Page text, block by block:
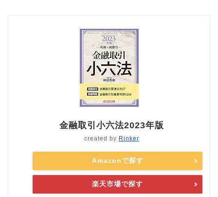
金融取引小六法2023年版
created by Rinker
Amazonで探す
楽天市場で探す